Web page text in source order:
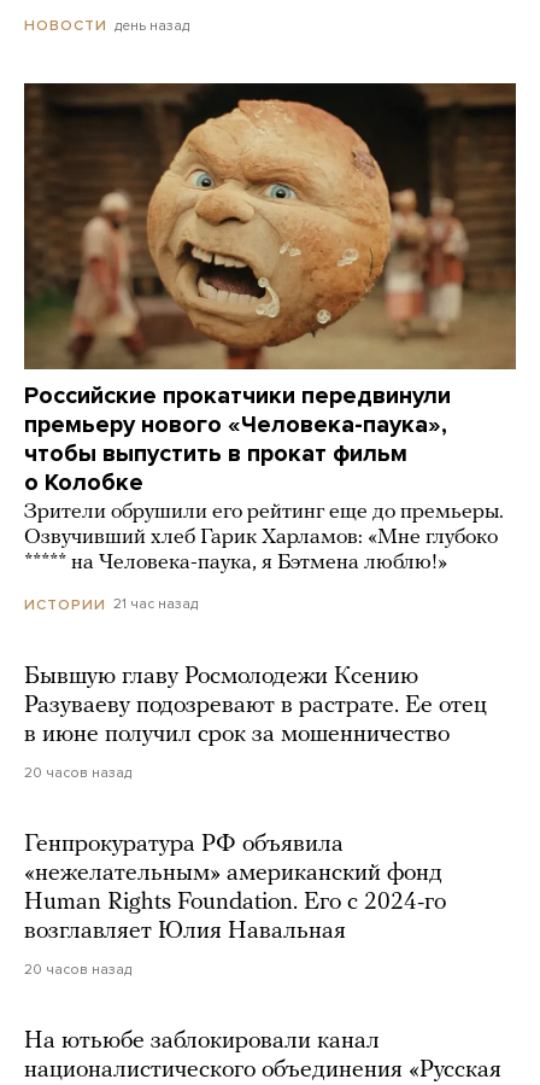
НОВОСТИ день назад
Российские прокатчики передвинули
премьеру нового «Человека-паука»,
чтобы выпустить в прокат фильм
о Колобке
Зрители обрушили его рейтинг еще до премьеры.
Озвучивший хлеб Гарик Харламов: «Мне глубоко
***** на Человека-паука, я Бэтмена люблю!»
ИСТОРИИ 21 час назад
Бывшую главу Росмолодежи Ксению
Разуваеву подозревают в растрате. Ее отец
в июне получил срок за мошенничество
20 часов назад
Генпрокуратура РФ объявила
«нежелательным» американский фонд
Human Rights Foundation. Его с 2024-го
возглавляет Юлия Навальная
20 часов назад
На ютьюбе заблокировали канал
националистического объединения «Русская